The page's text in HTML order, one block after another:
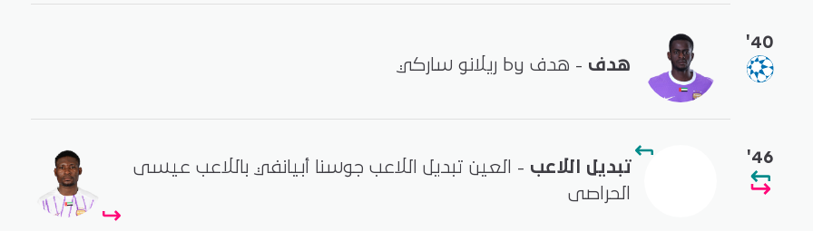
'40
هدف - هدف by ريلانو ساركي
'46
تبديل اللاعب - العين تبديل اللاعب جوسنا أبيانفي باللاعب عيسى
الحراصى